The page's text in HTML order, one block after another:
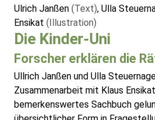
Ulrich Janßen (Text), Ulla
Ensikat (Illustration)
Die Kinder-Uni
Forscher erklären die
Ullrich Janßen und Ulla
Zusammenarbeit mit Klaus
bemerkenswertes Sachbuch